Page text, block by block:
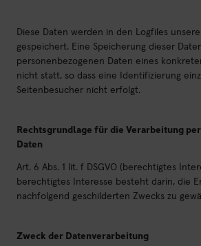
Diese Daten werden in den Logfiles
gespeichert. Eine Speicherung dieser
personenbezogenen Daten eines
nicht statt, so dass eine Identifizierung
Seitenbesucher nicht erfolgt.
Rechtsgrundlage für die Verarbeitung
Daten
Art. 6 Abs. 1 lit. f DSGVO (berechtigtes
berechtigtes Interesse besteht darin, die
nachfolgend geschilderten Zwecks zu
Zweck der Datenverarbeitung